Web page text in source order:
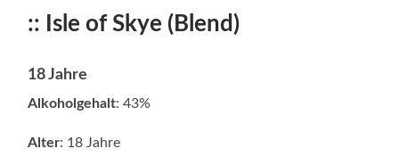
:: Isle of Skye (Blend)
18 Jahre
Alkoholgehalt: 43%
Alter: 18 Jahre